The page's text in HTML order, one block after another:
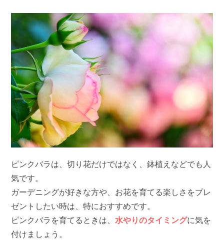
ピンクバラは、切り花だけではなく、鉢植えなどでも人
気です。
ガーデニングが好きな方や、お花を育てる楽しさをプレ
ゼントしたい時は、特におすすめです。
ピンクバラを育てるときは、 水やりのタイミングに気を
付けましょう。